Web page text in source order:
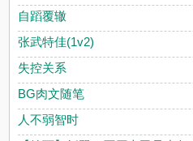
自蹈覆辙
张武特佳(1v2)
失控关系
BG肉文随笔
人不弱智时